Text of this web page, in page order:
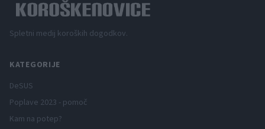
Spletni medij koroških dogodkov.
KATEGORIJE
DeSUS
Poplave 2023 - pomoč
Kam na potep?